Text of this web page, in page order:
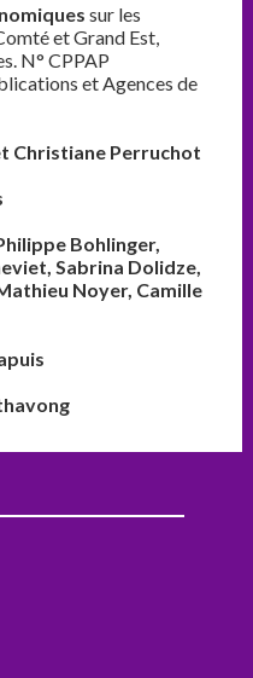
sur les
et Grand Est,
N° CPPAP
et Agences de
Christiane Perruchot
Bohlinger,
Sabrina Dolidze,
Noyer, Camille